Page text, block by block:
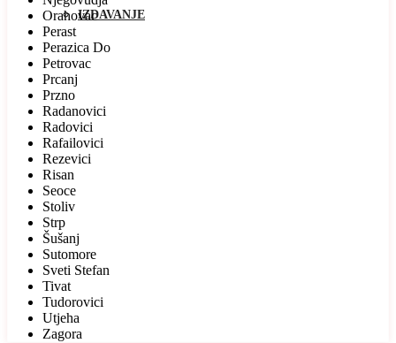
IZDAVANJE
Orahovac
Perast
Perazica Do
Petrovac
Prcanj
Przno
Radanovici
Radovici
Rafailovici
Rezevici
Risan
Seoce
Stoliv
Strp
Šušanj
Sutomore
Sveti Stefan
Tivat
Tudorovici
Utjeha
Zagora